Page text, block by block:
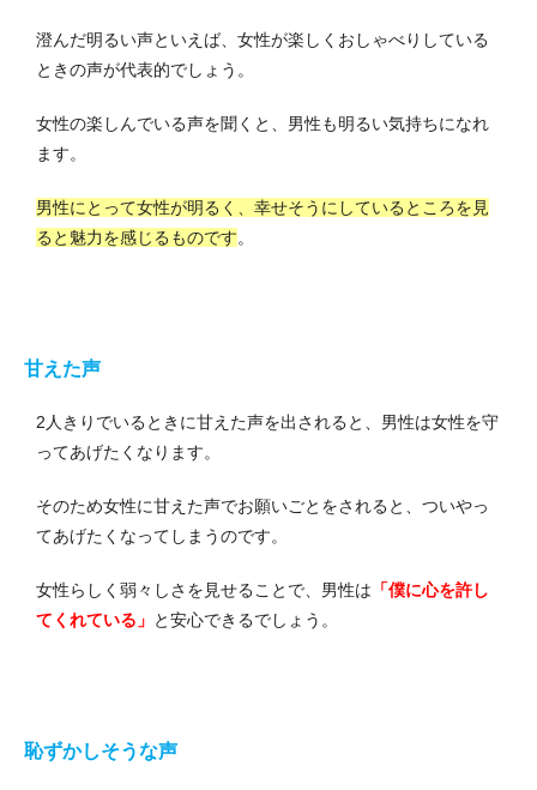
澄んだ明るい声といえば、女性が楽しくおしゃべりしている
ときの声が代表的でしょう。
女性の楽しんでいる声を聞くと、男性も明るい気持ちになれ
ます。
男性にとって女性が明るく、幸せそうにしているところを見
ると魅力を感じるものです。
甘えた声
2人きりでいるときに甘えた声を出されると、男性は女性を守
ってあげたくなります。
そのため女性に甘えた声でお願いごとをされると、ついやっ
てあげたくなってしまうのです。
女性らしく弱々しさを見せることで、男性は 「僕に心を許し
てくれている」 と安心できるでしょう。
恥ずかしそうな声